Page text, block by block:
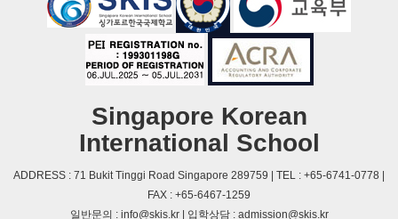
Singapore Korean
International School
ADDRESS : 71 Bukit Tinggi Road Singapore 289759 | TEL : +65-6741-0778 |
FAX : +65-6467-1259
일반문의 : info@skis.kr | 입학상담 : admission@skis.kr